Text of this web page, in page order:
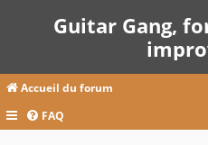
Guitar Gang,
Accueil du forum
FAQ